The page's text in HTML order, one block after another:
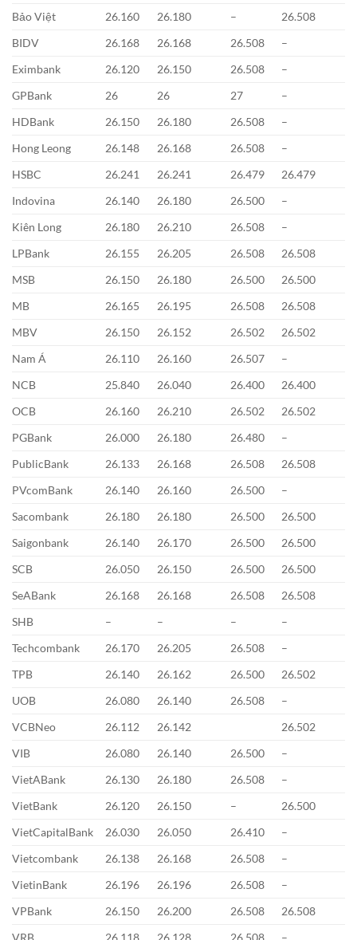
Bảo Việt
26.160 26.180 –
26.508
BIDV
26.168 26.168 26.508
–
Eximbank
26.120 26.150 26.508
–
GPBank
26 26 27
–
HDBank
26.150 26.180 26.508
–
Hong Leong
26.148 26.168 26.508
–
HSBC
26.241 26.241 26.479
26.479
Indovina
26.140 26.180 26.500
–
Kiên Long
26.180 26.210 26.508
–
LPBank
26.155 26.205 26.508
26.508
MSB
26.150 26.180 26.500
26.500
MB
26.165 26.195 26.508
26.508
MBV
26.150 26.152 26.502
26.502
Nam Á
26.110 26.160 26.507
–
NCB
25.840 26.040 26.400
26.400
OCB
26.160 26.210 26.502
26.502
PGBank
26.000 26.180 26.480
–
PublicBank
26.133 26.168 26.508
26.508
PVcomBank
26.140 26.160 26.500
–
Sacombank
26.180 26.180 26.500
26.500
Saigonbank
26.140 26.170 26.500
26.500
SCB
26.050 26.150 26.500
26.500
SeABank
26.168 26.168 26.508
26.508
SHB
– – –
–
Techcombank
26.170 26.205 26.508
–
TPB
26.140 26.162 26.500
26.502
UOB
26.080 26.140 26.508
–
VCBNeo
26.112 26.142
26.502
VIB
26.080 26.140 26.500
–
VietABank
26.130 26.180 26.508
–
VietBank
26.120 26.150 –
26.500
VietCapitalBank
26.030 26.050 26.410
–
Vietcombank
26.138 26.168 26.508
–
VietinBank
26.196 26.196 26.508
–
VPBank
26.150 26.200 26.508
26.508